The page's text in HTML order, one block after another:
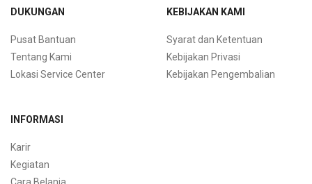
DUKUNGAN
Pusat Bantuan
Tentang Kami
Lokasi Service Center
KEBIJAKAN KAMI
Syarat dan Ketentuan
Kebijakan Privasi
Kebijakan Pengembalian
INFORMASI
Karir
Kegiatan